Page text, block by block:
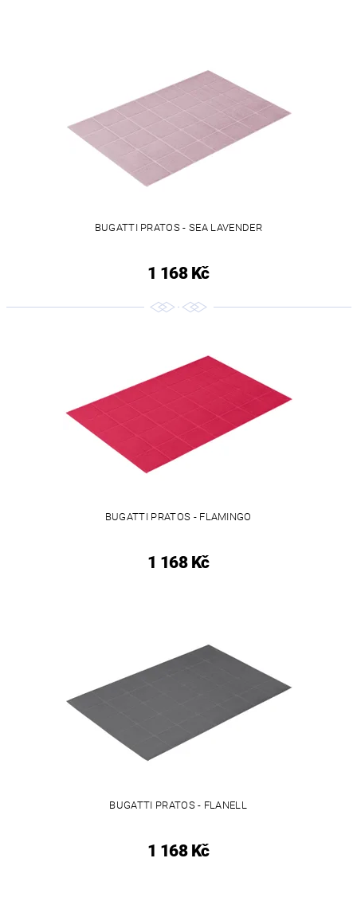
BUGATTI PRATOS - SEA LAVENDER
1 168 Kč
BUGATTI PRATOS - FLAMINGO
1 168 Kč
BUGATTI PRATOS - FLANELL
1 168 Kč